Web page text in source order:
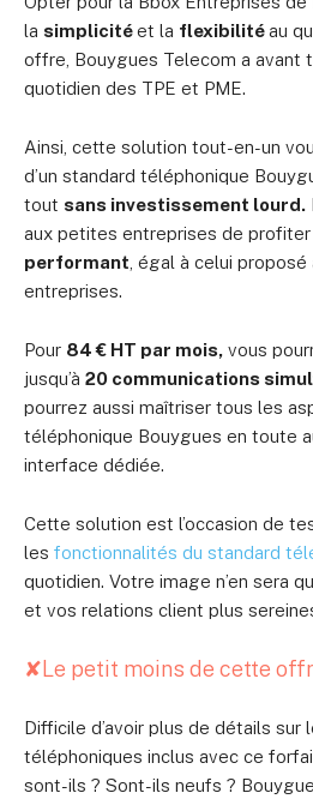
la simplicitéet la flexibilitéau
offre, Bouygues Telecom a avant
quotidien des TPE et PME.
Ainsi, cette solution tout-en-un
d’un standard téléphonique
tout sans investissement lourd.
aux petites entreprises de profiter
performant , égal à celui
entreprises.
Pour 84 € HT par mois, vous
jusqu’à 20 communications
pourrez aussi maîtriser tous les
téléphonique Bouygues en toute
interface dédiée.
Cette solution est l’occasion de
les fonctionnalités du standard
quotidien. Votre image n’en sera
et vos relations client plus
✘Le petit moins de cette
Difficile d’avoir plus de détails sur
téléphoniques inclus avec ce
sont-ils ? Sont-ils neufs ?